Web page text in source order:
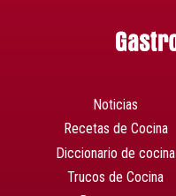
Noticias
Recetas de Cocina
Diccionario de cocina
Trucos de Cocina